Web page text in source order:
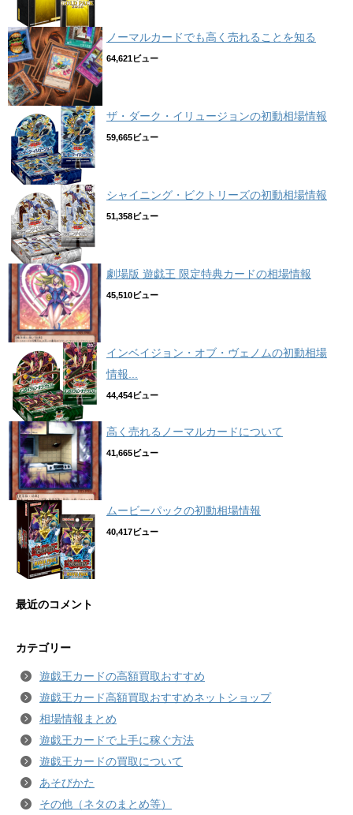
ノーマルカードでも高く売れることを知る
64,621ビュー
ザ・ダーク・イリュージョンの初動相場情報
59,665ビュー
シャイニング・ビクトリーズの初動相場情報
51,358ビュー
劇場版 遊戯王 限定特典カードの相場情報
45,510ビュー
インベイジョン・オブ・ヴェノムの初動相場
情報...
44,454ビュー
高く売れるノーマルカードについて
41,665ビュー
ムービーパックの初動相場情報
40,417ビュー
最近のコメント
カテゴリー
遊戯王カードの高額買取おすすめ
遊戯王カード高額買取おすすめネットショップ
相場情報まとめ
遊戯王カードで上手に稼ぐ方法
遊戯王カードの買取について
あそびかた
その他（ネタのまとめ等）